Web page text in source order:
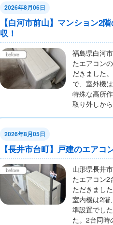
2026年8月06日
【白河市前山】マンション2
収！
福島県白河
たエアコン
だきました
で、室外機
特殊な高所
取り外しか
2026年8月05日
【長井市台町】戸建のエアコ
山形県長井
たエアコン2
ただきまし
室内機は2階
準設置でし
た。2台同時